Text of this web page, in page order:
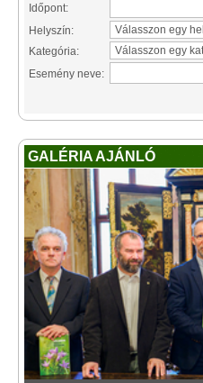
Időpont:
Helyszín:
Kategória:
Esemény neve:
GALÉRIA AJÁNLÓ